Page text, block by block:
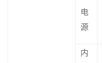
电
源
内